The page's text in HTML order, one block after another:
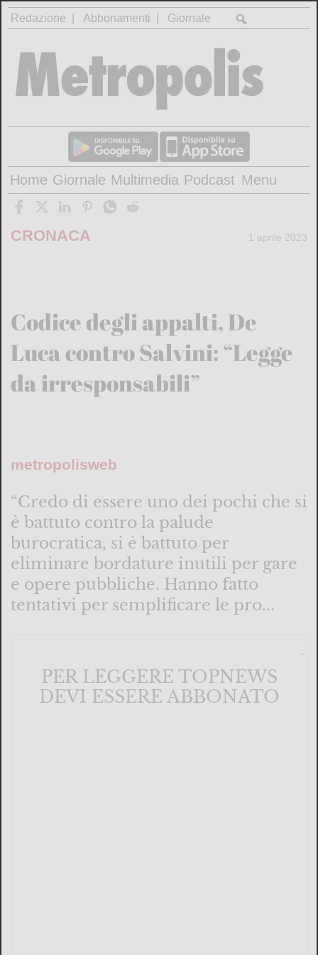
Redazione Abbonamenti Giornale
Home Giornale Multimedia Podcast Menu
CRONACA 1 aprile 2023
Codice degli appalti, De
Luca contro Salvini: “Legge
da irresponsabili”
metropolisweb
“Credo di essere uno dei pochi che si
è battuto contro la palude
burocratica, si è battuto per
eliminare bordature inutili per gare
e opere pubbliche. Hanno fatto
tentativi per semplificare le pro...
PER LEGGERE TOPNEWS
DEVI ESSERE ABBONATO